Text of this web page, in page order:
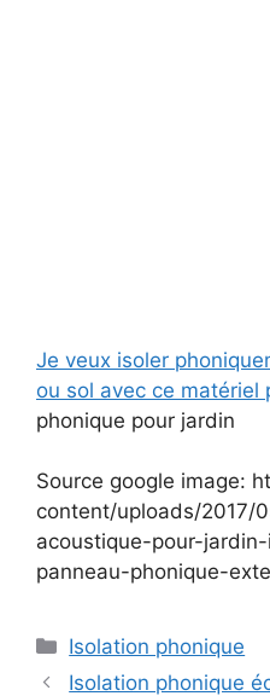
Je veux isoler
ou sol avec ce matériel
phonique pour jardin
Source google image:
content/uploads/2017/
acoustique-pour-
panneau-phonique-
Catégories
Isolation phonique
Isolation phonique